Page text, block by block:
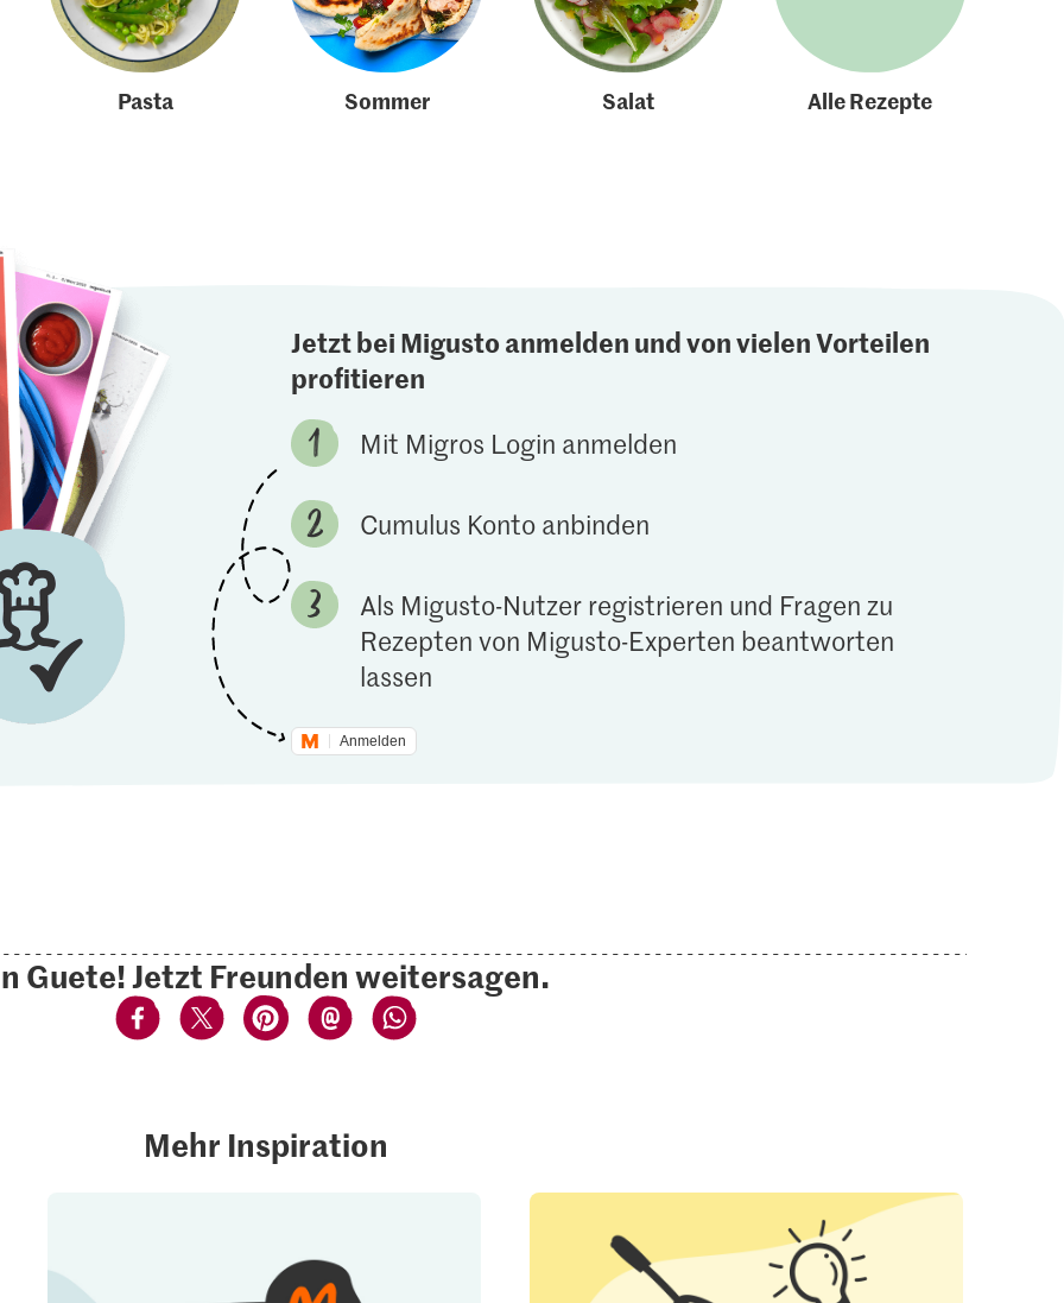
Pasta Sommer Salat Alle Rezepte
Jetzt bei Migusto anmelden und von vielen Vorteilen
profitieren
Mit Migros Login anmelden
Cumulus Konto anbinden
Als Migusto-Nutzer registrieren und Fragen zu
Rezepten von Migusto-Experten beantworten
lassen
Anmelden
Guete! Jetzt Freunden weitersagen.
Mehr Inspiration